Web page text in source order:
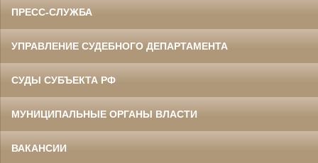
ПРЕСС-СЛУЖБА
УПРАВЛЕНИЕ СУДЕБНОГО ДЕПАРТАМЕНТА
СУДЫ СУБЪЕКТА РФ
МУНИЦИПАЛЬНЫЕ ОРГАНЫ ВЛАСТИ
ВАКАНСИИ